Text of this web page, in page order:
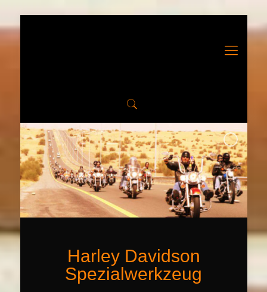
Harley Davidson
Spezialwerkzeug